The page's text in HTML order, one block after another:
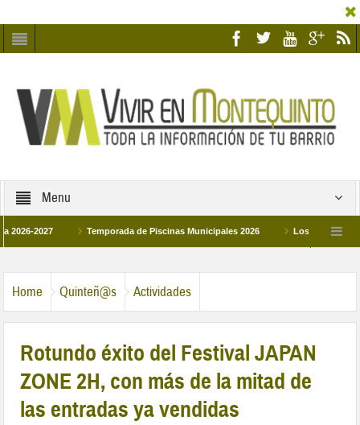
Menu
Temporada de Piscinas Municipales 2026 Los Campus de
Home Quinteñ@s Actividades
Rotundo éxito del Festival JAPAN
ZONE 2H, con más de la mitad de
las entradas ya vendidas